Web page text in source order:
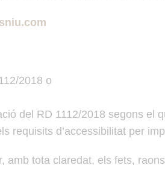
2018 o
del RD 1112/2018 segons el
requisits d’accessibilitat per
amb tota claredat, els fets,